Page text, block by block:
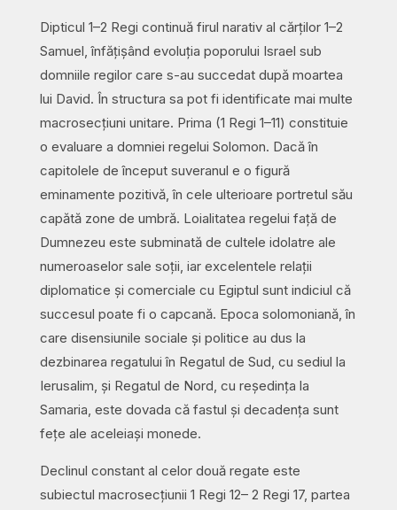
Dipticul 1–2 Regi continuă firul narativ al cărților 1–2
Samuel, înfățișând evoluția poporului Israel sub
domniile regilor care s-au succedat după moartea
lui David. În structura sa pot fi identificate mai multe
macrosecțiuni unitare. Prima (1 Regi 1–11) constituie
o evaluare a domniei regelui Solomon. Dacă în
capitolele de început suveranul e o figură
eminamente pozitivă, în cele ulterioare portretul său
capătă zone de umbră. Loialitatea regelui față de
Dumnezeu este subminată de cultele idolatre ale
numeroaselor sale soții, iar excelentele relații
diplomatice și comerciale cu Egiptul sunt indiciul că
succesul poate fi o capcană. Epoca solomoniană, în
care disensiunile sociale și politice au dus la
dezbinarea regatului în Regatul de Sud, cu sediul la
Ierusalim, și Regatul de Nord, cu reședința la
Samaria, este dovada că fastul și decadența sunt
fețe ale aceleiași monede.
Declinul constant al celor două regate este
subiectul macrosecțiunii 1 Regi 12– 2 Regi 17, partea